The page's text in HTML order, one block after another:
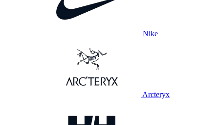
Nike
Arcteryx